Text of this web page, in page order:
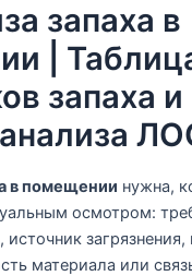
запаха в
|
запаха и
в помещении нужна,
осмотром:
источник
материала или